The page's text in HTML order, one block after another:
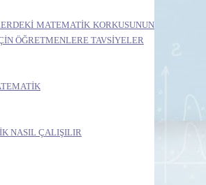
MATEMATİK KORKUSUNUN
ÖĞRETMENLERE TAVSİYELER
NASIL ÇALIŞILIR